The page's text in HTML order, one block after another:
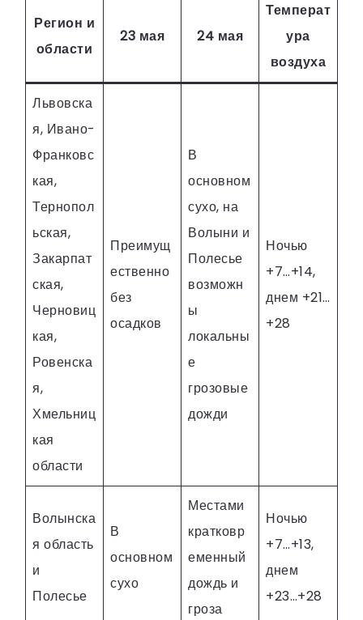
Регион и
области
23 мая 24 мая
Температ
ура
воздуха
Львовска
я, Ивано-
Франковс
кая,
Тернопол
ьская,
Закарпат
ская,
Черновиц
кая,
Ровенска
я,
Хмельниц
кая
области
Преимущ
ественно
без
осадков
В
основном
сухо, на
Волыни и
Полесье
возможн
ы
локальны
е
грозовые
дожди
Ночью
+7…+14,
днем +21…
+28
Волынска
я область
и
Полесье
В
основном
сухо
Местами
кратковр
еменный
дождь и
гроза
Ночью
+7…+13,
днем
+23…+28